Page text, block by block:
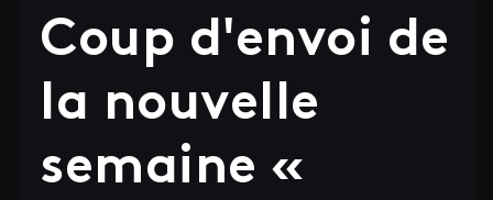
Coup d'envoi de
la nouvelle
semaine «